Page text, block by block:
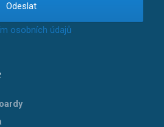
Odeslat
osobních údajů.